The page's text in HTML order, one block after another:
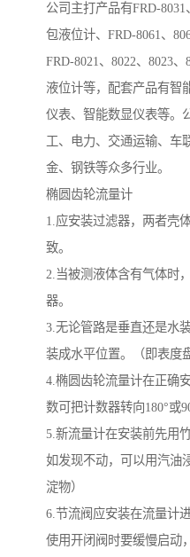
公司主打产品有FRD-
包液位计、FRD-8061、
FRD-8021、8022、8023
液位计等，配套产品有智
仪表、智能数显仪表等。
工、电力、交通运输、车
金、钢铁等众多行业。
椭圆齿轮流量计
1.应安装过滤器，两者壳
致。
2.当被测液体含有气体时
器。
3.无论管路是垂直还是水
装成水平位置。（即表度
4.椭圆齿轮流量计在正确
数可把计数器转向180°或
5.新流量计在安装前先用
如发现不动，可以用汽油
淀物）
6.节流阀应安装在流量计
使用开闭阀时要缓慢启动